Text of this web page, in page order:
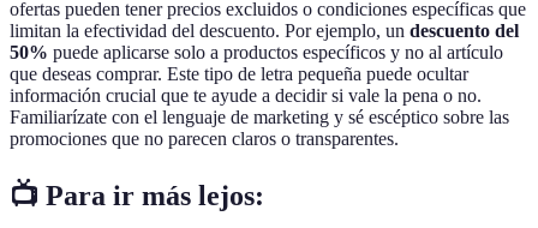
ofertas pueden tener precios excluidos o condiciones específicas que
limitan la efectividad del descuento. Por ejemplo, un descuento del
50% puede aplicarse solo a productos específicos y no al artículo
que deseas comprar. Este tipo de letra pequeña puede ocultar
información crucial que te ayude a decidir si vale la pena o no.
Familiarízate con el lenguaje de marketing y sé escéptico sobre las
promociones que no parecen claros o transparentes.
📺 Para ir más lejos: